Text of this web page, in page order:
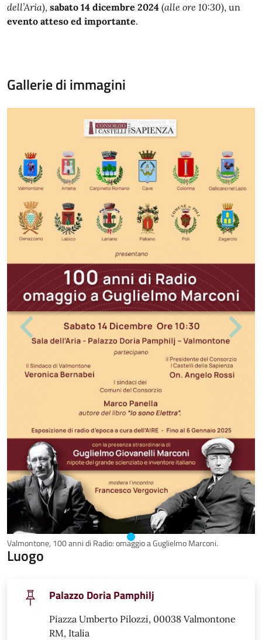
dell’Aria), sabato 14 dicembre 2024 (alle ore 10:30), un
evento atteso ed importante.
Gallerie di immagini
Valmontone, 100 anni di Radio: omaggio a Guglielmo Marconi.
Luogo
Palazzo Doria Pamphilj
Piazza Umberto Pilozzi, 00038 Valmontone
RM, Italia